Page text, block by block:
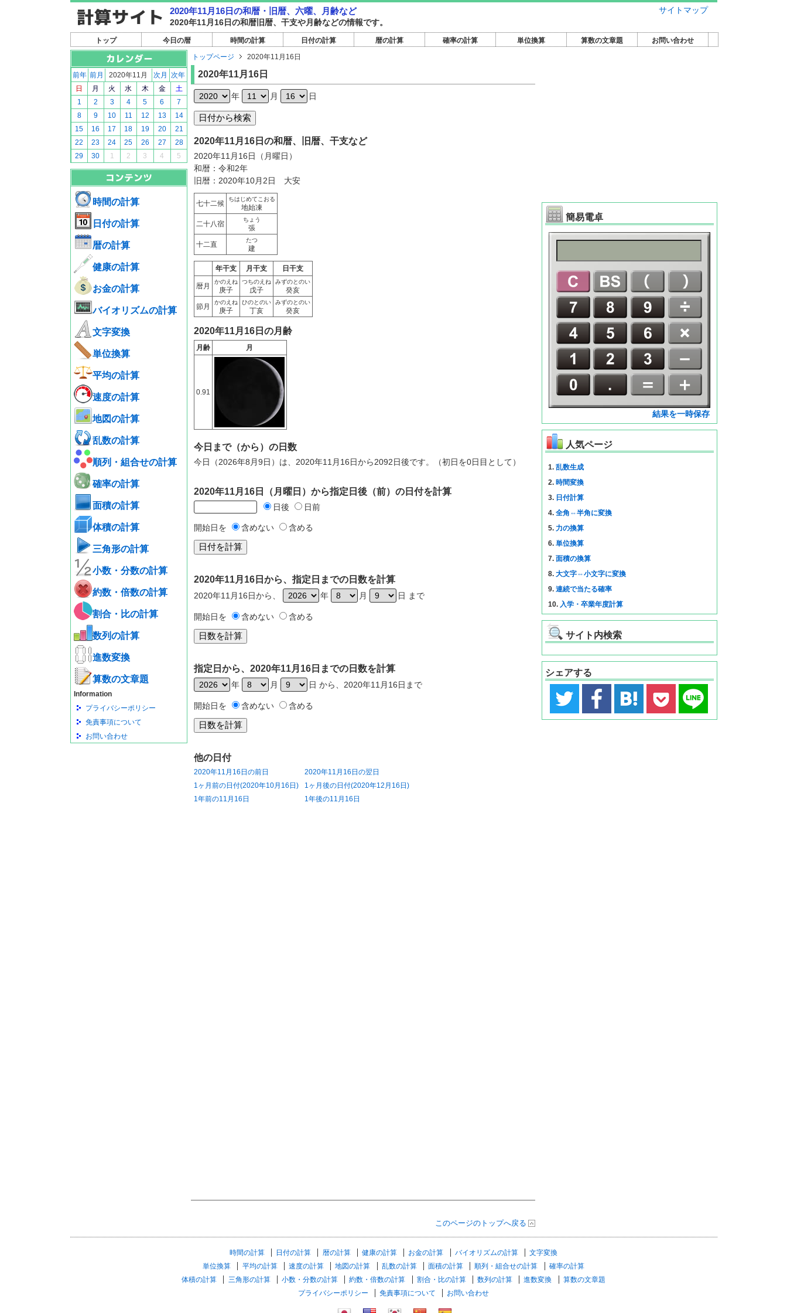
サイトマップ
2020年11月16日の和暦・旧暦、六曜、月齢など
2020年11月16日の和暦旧暦、干支や月齢などの情報です。
トップ 今日の暦 時間の計算 日付の計算 暦の計算 確率の計算 単位換算 算数の文章題 お問い合わせ
前年 前月 2020年11月 次月
次年
日
月 火 水 木 金
土
1
2 3 4 5 6
7
8
9 10 11 12 13
14
15
16 17 18 19 20
21
22
23 24 25 26 27
28
29
30 1 2 3 4 5
時間の計算
日付の計算
暦の計算
健康の計算
お金の計算
バイオリズムの計算
文字変換
単位換算
平均の計算
速度の計算
地図の計算
乱数の計算
順列・組合せの計算
確率の計算
面積の計算
体積の計算
三角形の計算
小数・分数の計算
約数・倍数の計算
割合・比の計算
数列の計算
進数変換
算数の文章題
Information
プライバシーポリシー
免責事項について
お問い合わせ
トップページ 2020年11月16日
2020年11月16日
年 月 日
2020年11月16日の和暦、旧暦、干支など
2020年11月16日（月曜日）
和暦：令和2年
旧暦：2020年10月2日 大安
七十二候
ちはじめてこおる
地始凍
二十八宿
ちょう
張
十二直
たつ
建
年干支 月干支 日干支
暦月
かのえね
庚子
つちのえね
戊子
みずのとのい
癸亥
節月
かのえね
庚子
ひのとのい
丁亥
みずのとのい
癸亥
2020年11月16日の月齢
月齢 月
0.91
今日まで（から）の日数
今日（2026年8月9日）は、2020年11月16日から2092日後です。（初日を0日目として）
2020年11月16日（月曜日）から指定日後（前）の日付を計算
日後 日前
開始日を 含めない 含める
2020年11月16日から、指定日までの日数を計算
2020年11月16日から、 年 月 日 まで
開始日を 含めない 含める
指定日から、2020年11月16日までの日数を計算
年 月 日 から、2020年11月16日まで
開始日を 含めない 含める
他の日付
2020年11月16日の前日
2020年11月16日の翌日
1ヶ月前の日付(2020年10月16日)
1ヶ月後の日付(2020年12月16日)
1年前の11月16日
1年後の11月16日
このページのトップへ戻る
簡易電卓
結果を一時保存
人気ページ
1. 乱数生成
2. 時間変換
3. 日付計算
4. 全角⇔半角に変換
5. 力の換算
6. 単位換算
7. 面積の換算
8. 大文字⇔小文字に変換
9. 連続で当たる確率
10. 入学・卒業年度計算
サイト内検索
シェアする
時間の計算 日付の計算 暦の計算 健康の計算 お金の計算 バイオリズムの計算
文字変換
単位換算
平均の計算 速度の計算 地図の計算 乱数の計算 面積の計算 順列・組合せの計算
確率の計算
体積の計算
三角形の計算 小数・分数の計算 約数・倍数の計算 割合・比の計算 数列の計算 進数変換
算数の文章題
プライバシーポリシー
免責事項について お問い合わせ